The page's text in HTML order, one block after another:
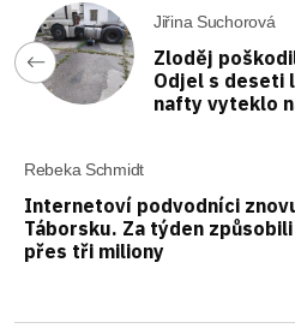
Jiřina Suchorová
Zloděj
Odjel s deseti
nafty vyteklo
Rebeka Schmidt
Internetoví podvodníci
Táborsku. Za týden
přes tři miliony